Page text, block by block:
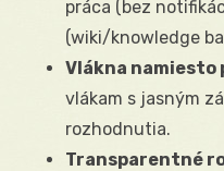
práca (bez
(wiki/knowledge
Vlákna namiesto
vlákam s jasným
rozhodnutia.
Transparentné